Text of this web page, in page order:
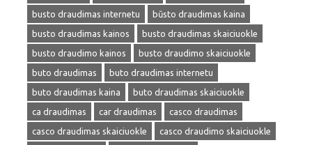
busto draudimas internetu
būsto draudimas kaina
busto draudimas kainos
busto draudimas skaiciuokle
busto draudimo kainos
busto draudimo skaiciuokle
buto draudimas
buto draudimas internetu
buto draudimas kaina
buto draudimas skaiciuokle
ca draudimas
car draudimas
casco draudimas
casco draudimas skaiciuokle
casco draudimo skaiciuokle